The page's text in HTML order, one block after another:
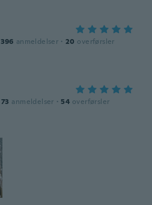
396 anmeldelser · 20 overførsler
73 anmeldelser · 54 overførsler